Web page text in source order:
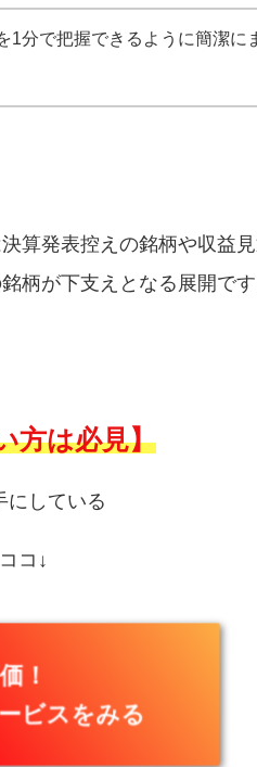
1分で把握できるように簡潔に
算発表控えの銘柄や収益
柄が下支えとなる展開で
方は必見】
にしている
コ↓
！
ビスをみる